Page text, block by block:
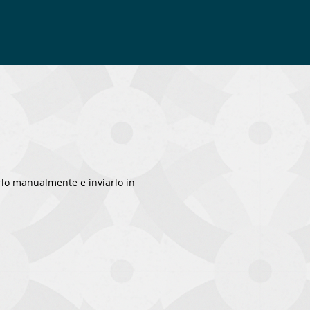
manualmente e inviarlo in